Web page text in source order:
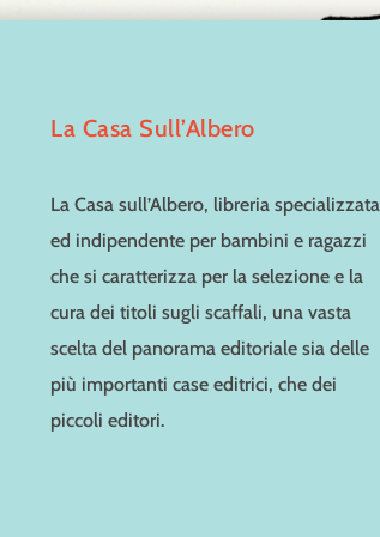
La Casa Sull’Albero
La Casa sull’Albero, libreria specializzata
ed indipendente per bambini e ragazzi
che si caratterizza per la selezione e la
cura dei titoli sugli scaffali, una vasta
scelta del panorama editoriale sia delle
più importanti case editrici, che dei
piccoli editori.